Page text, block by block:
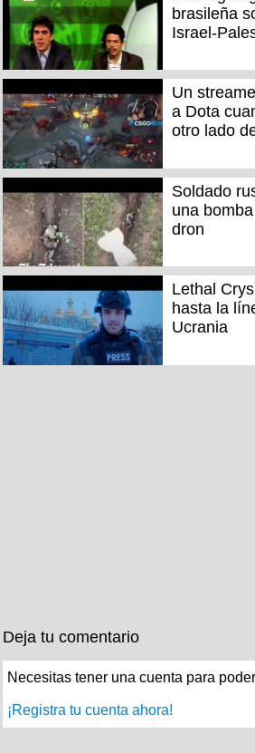
brasileña
Israel-
Un
a Dota
otro lado
Soldado
una
dron
Lethal
hasta la
Ucrania
Deja tu comentario
Necesitas tener una cuenta para
¡Registra tu cuenta ahora!